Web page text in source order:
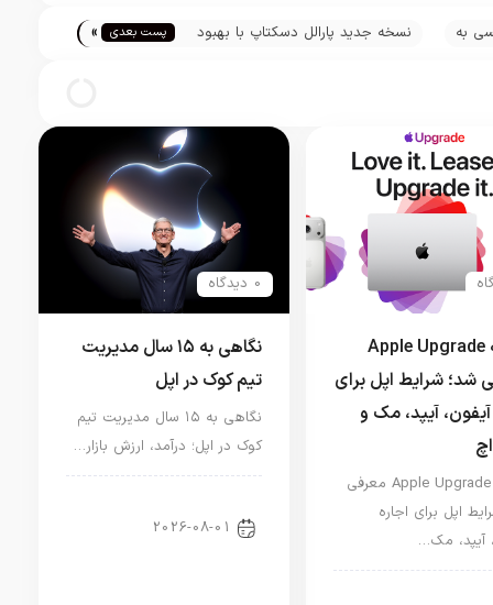
مسی به
نسخه جدید پارالل دسکتاپ با بهبود
پست بعدی »
برنامه Apple Upgrade
شد؛ شرایط اپل برای
آیفون، آیپد، مک و
برنامه Apple Upgrade معرفی
اپل برای اجاره
آیپد، مک…
0 دیدگاه
نگاهی به ۱۵ سال مدیریت
تیم کوک در اپل
نگاهی به ۱۵ سال مدیریت تیم
کوک در اپل؛ درآمد، ارزش بازار…
2026-08-01